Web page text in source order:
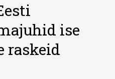
ise
raskeid